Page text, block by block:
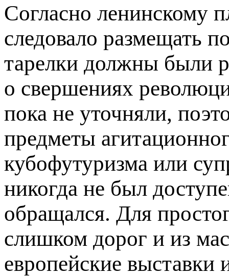
Согласно ленинскому
следовало размещать
тарелки должны были
о свершениях
пока не уточняли,
предметы
кубофутуризма или
никогда не был
обращался. Для
слишком дорог и из
европейские выставки